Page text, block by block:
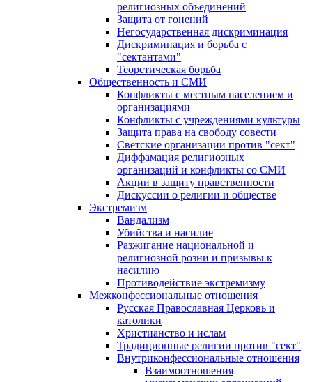
религиозных объединений
Защита от гонений
Негосударственная дискриминация
Дискриминация и борьба с
"сектантами"
Теоретическая борьба
Общественность и СМИ
Конфликты с местным населением и
организациями
Конфликты с учреждениями культуры
Защита права на свободу совести
Светские организации против "сект"
Диффамация религиозных
организаций и конфликты со СМИ
Акции в защиту нравственности
Дискуссии о религии и обществе
Экстремизм
Вандализм
Убийства и насилие
Разжигание национальной и
религиозной розни и призывы к
насилию
Противодействие экстремизму
Межконфессиональные отношения
Русская Православная Церковь и
католики
Христианство и ислам
Традиционные религии против "сект"
Внутриконфессиональные отношения
Взаимоотношения